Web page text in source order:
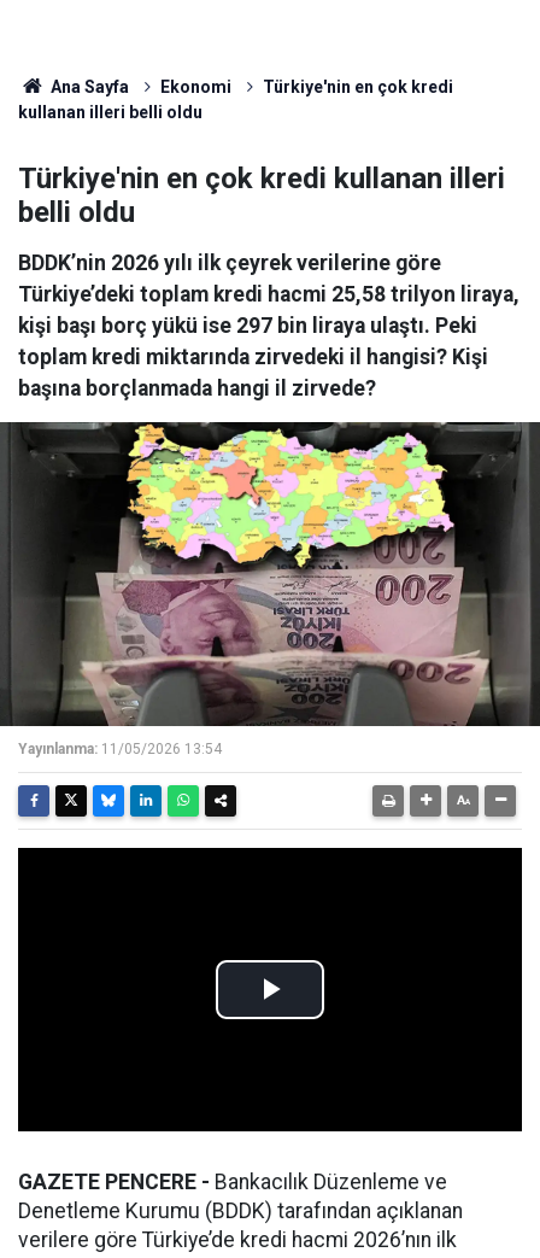
Ana Sayfa Ekonomi
Türkiye'nin en çok kredi
kullanan illeri belli oldu
Türkiye'nin en çok kredi kullanan illeri
belli oldu
BDDK’nin 2026 yılı ilk çeyrek verilerine göre
Türkiye’deki toplam kredi hacmi 25,58 trilyon liraya,
kişi başı borç yükü ise 297 bin liraya ulaştı. Peki
toplam kredi miktarında zirvedeki il hangisi? Kişi
başına borçlanmada hangi il zirvede?
Yayınlanma: 11/05/2026 13:54
GAZETE PENCERE - Bankacılık Düzenleme ve
Denetleme Kurumu (BDDK) tarafından açıklanan
verilere göre Türkiye’de kredi hacmi 2026’nın ilk